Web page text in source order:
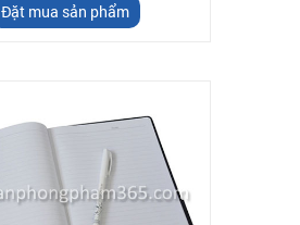
Đặt mua sản phẩm